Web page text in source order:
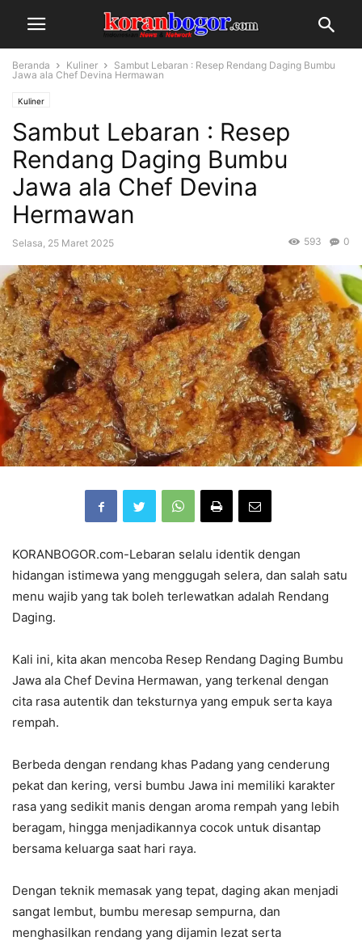
Beranda Kuliner
Sambut Lebaran : Resep Rendang Daging Bumbu
Jawa ala Chef Devina Hermawan
Kuliner
Sambut Lebaran : Resep
Rendang Daging Bumbu
Jawa ala Chef Devina
Hermawan
Selasa, 25 Maret 2025 0
593
KORANBOGOR.com-Lebaran selalu identik dengan
hidangan istimewa yang menggugah selera, dan salah satu
menu wajib yang tak boleh terlewatkan adalah Rendang
Daging.
Kali ini, kita akan mencoba Resep Rendang Daging Bumbu
Jawa ala Chef Devina Hermawan, yang terkenal dengan
cita rasa autentik dan teksturnya yang empuk serta kaya
rempah.
Berbeda dengan rendang khas Padang yang cenderung
pekat dan kering, versi bumbu Jawa ini memiliki karakter
rasa yang sedikit manis dengan aroma rempah yang lebih
beragam, hingga menjadikannya cocok untuk disantap
bersama keluarga saat hari raya.
Dengan teknik memasak yang tepat, daging akan menjadi
sangat lembut, bumbu meresap sempurna, dan
menghasilkan rendang yang dijamin lezat serta